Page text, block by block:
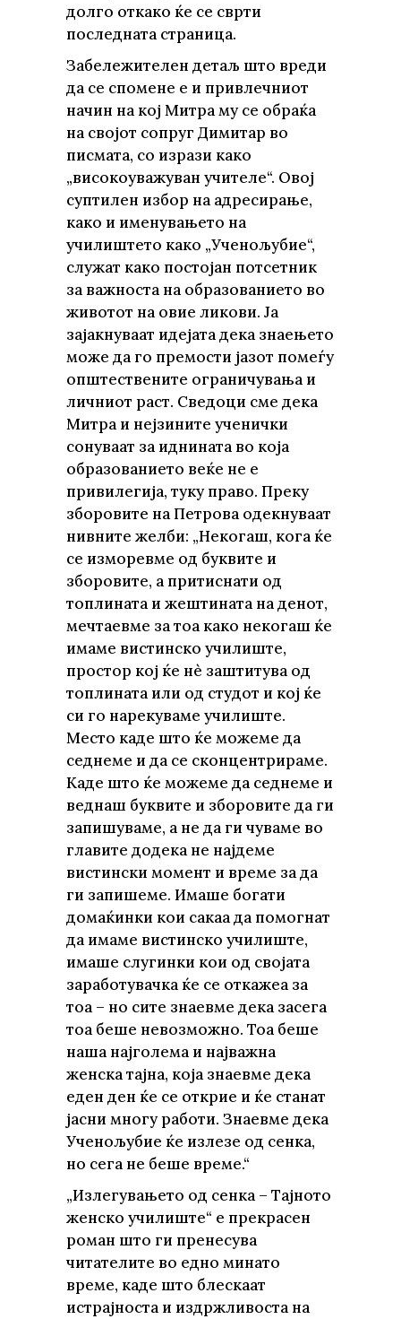
долго откако ќе се сврти
последната страница.
Забележителен детаљ што вреди
да се спомене е и привлечниот
начин на кој Митра му се обраќа
на својот сопруг Димитар во
писмата, со изрази како
„високоуважуван учителе“. Овој
суптилен избор на адресирање,
како и именувањето на
училиштето како „Ученољубие“,
служат како постојан потсетник
за важноста на образованието во
животот на овие ликови. Ја
зајакнуваат идејата дека знаењето
може да го премости јазот помеѓу
општествените ограничувања и
личниот раст. Сведоци сме дека
Митра и нејзините ученички
сонуваат за иднината во која
образованието веќе не е
привилегија, туку право. Преку
зборовите на Петрова одекнуваат
нивните желби: „Некогаш, кога ќе
се изморевме од буквите и
зборовите, а притиснати од
топлината и жештината на денот,
мечтаевме за тоа како некогаш ќе
имаме вистинско училиште,
простор кој ќе нè заштитува од
топлината или од студот и кој ќе
си го нарекуваме училиште.
Место каде што ќе можеме да
седнеме и да се сконцентрираме.
Каде што ќе можеме да седнеме и
веднаш буквите и зборовите да ги
запишуваме, а не да ги чуваме во
главите додека не најдеме
вистински момент и време за да
ги запишеме. Имаше богати
домаќинки кои сакаа да помогнат
да имаме вистинско училиште,
имаше слугинки кои од својата
заработувачка ќе се откажеа за
тоа – но сите знаевме дека засега
тоа беше невозможно. Тоа беше
наша најголема и најважна
женска тајна, која знаевме дека
еден ден ќе се открие и ќе станат
јасни многу работи. Знаевме дека
Ученољубие ќе излезе од сенка,
но сега не беше време.“
„Излегувањето од сенка – Тајното
женско училиште“ е прекрасен
роман што ги пренесува
читателите во едно минато
време, каде што блескаат
истрајноста и издржливоста на